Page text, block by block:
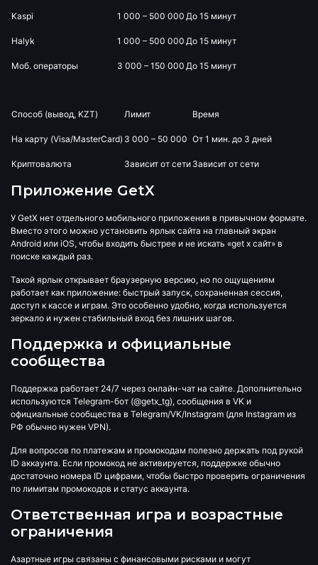
Kaspi 1 000 – 500 000 До 15 минут
Halyk 1 000 – 500 000 До 15 минут
Моб. операторы 3 000 – 150 000 До 15 минут
Способ (вывод, KZT) Лимит Время
На карту (Visa/MasterCard) 3 000 – 50 000 От 1 мин. до 3 дней
Криптовалюта Зависит от сети Зависит от сети
Приложение GetX
У GetX нет отдельного мобильного приложения в привычном формате.
Вместо этого можно установить ярлык сайта на главный экран
Android или iOS, чтобы входить быстрее и не искать «get x сайт» в
поиске каждый раз.
Такой ярлык открывает браузерную версию, но по ощущениям
работает как приложение: быстрый запуск, сохраненная сессия,
доступ к кассе и играм. Это особенно удобно, когда используется
зеркало и нужен стабильный вход без лишних шагов.
Поддержка и официальные
сообщества
Поддержка работает 24/7 через онлайн-чат на сайте. Дополнительно
используются Telegram-бот (@getx_tg), сообщения в VK и
официальные сообщества в Telegram/VK/Instagram (для Instagram из
РФ обычно нужен VPN).
Для вопросов по платежам и промокодам полезно держать под рукой
ID аккаунта. Если промокод не активируется, поддержке обычно
достаточно номера ID цифрами, чтобы быстро проверить ограничения
по лимитам промокодов и статус аккаунта.
Ответственная игра и возрастные
ограничения
Азартные игры связаны с финансовыми рисками и могут